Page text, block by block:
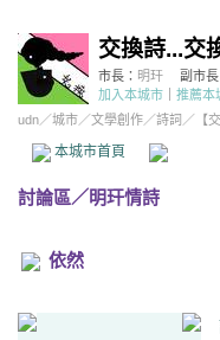
交換詩...交
市長： 明玕 副市長
加入本城市
推薦本
udn／城市／文學創作／詩詞 ／ 【
本城市首頁
討論區／明玕情詩
依然